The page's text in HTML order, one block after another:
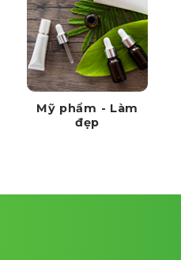
Mỹ phẩm - Làm
đẹp